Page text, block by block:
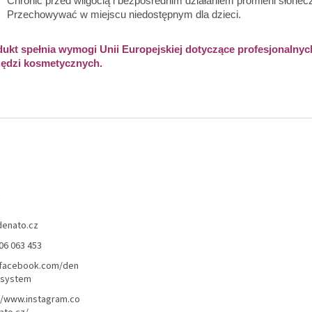
Przechowywać w miejscu niedostępnym dla dzieci.
spełnia wymogi Unii Europejskiej dotyczące
kosmetycznych.
063 453
den